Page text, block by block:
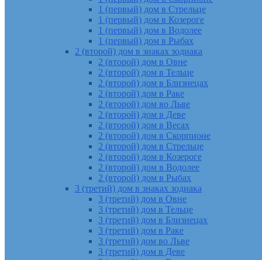
1 (первый) дом в Стрельце
1 (первый) дом в Козероге
1 (первый) дом в Водолее
1 (первый) дом в Рыбах
2 (второй) дом в знаках зодиака
2 (второй) дом в Овне
2 (второй) дом в Тельце
2 (второй) дом в Близнецах
2 (второй) дом в Раке
2 (второй) дом во Льве
2 (второй) дом в Деве
2 (второй) дом в Весах
2 (второй) дом в Скорпионе
2 (второй) дом в Стрельце
2 (второй) дом в Козероге
2 (второй) дом в Водолее
2 (второй) дом в Рыбах
3 (третий) дом в знаках зодиака
3 (третий) дом в Овне
3 (третий) дом в Тельце
3 (третий) дом в Близнецах
3 (третий) дом в Раке
3 (третий) дом во Льве
3 (третий) дом в Деве